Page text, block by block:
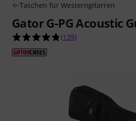
Taschen für Westerngitarren
Gator G-PG Acoustic
4.8 von 5 Sternen aus
(139)